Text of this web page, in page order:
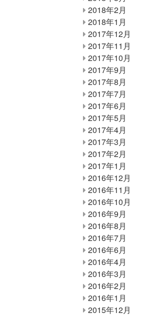
2018年2月
2018年1月
2017年12月
2017年11月
2017年10月
2017年9月
2017年8月
2017年7月
2017年6月
2017年5月
2017年4月
2017年3月
2017年2月
2017年1月
2016年12月
2016年11月
2016年10月
2016年9月
2016年8月
2016年7月
2016年6月
2016年4月
2016年3月
2016年2月
2016年1月
2015年12月